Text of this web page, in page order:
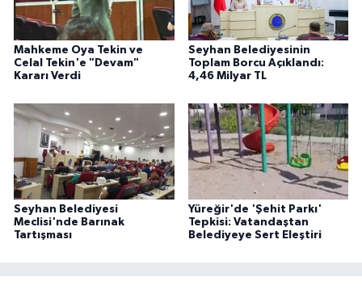
Mahkeme Oya Tekin ve
Celal Tekin'e "Devam"
Kararı Verdi
Seyhan Belediyesinin
Toplam Borcu Açıklandı:
4,46 Milyar TL
Seyhan Belediyesi
Meclisi'nde Barınak
Tartışması
Yüreğir'de 'Şehit Parkı'
Tepkisi: Vatandaştan
Belediyeye Sert Eleştiri